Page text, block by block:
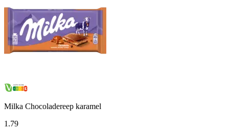
Milka Chocoladereep karamel
1 .79